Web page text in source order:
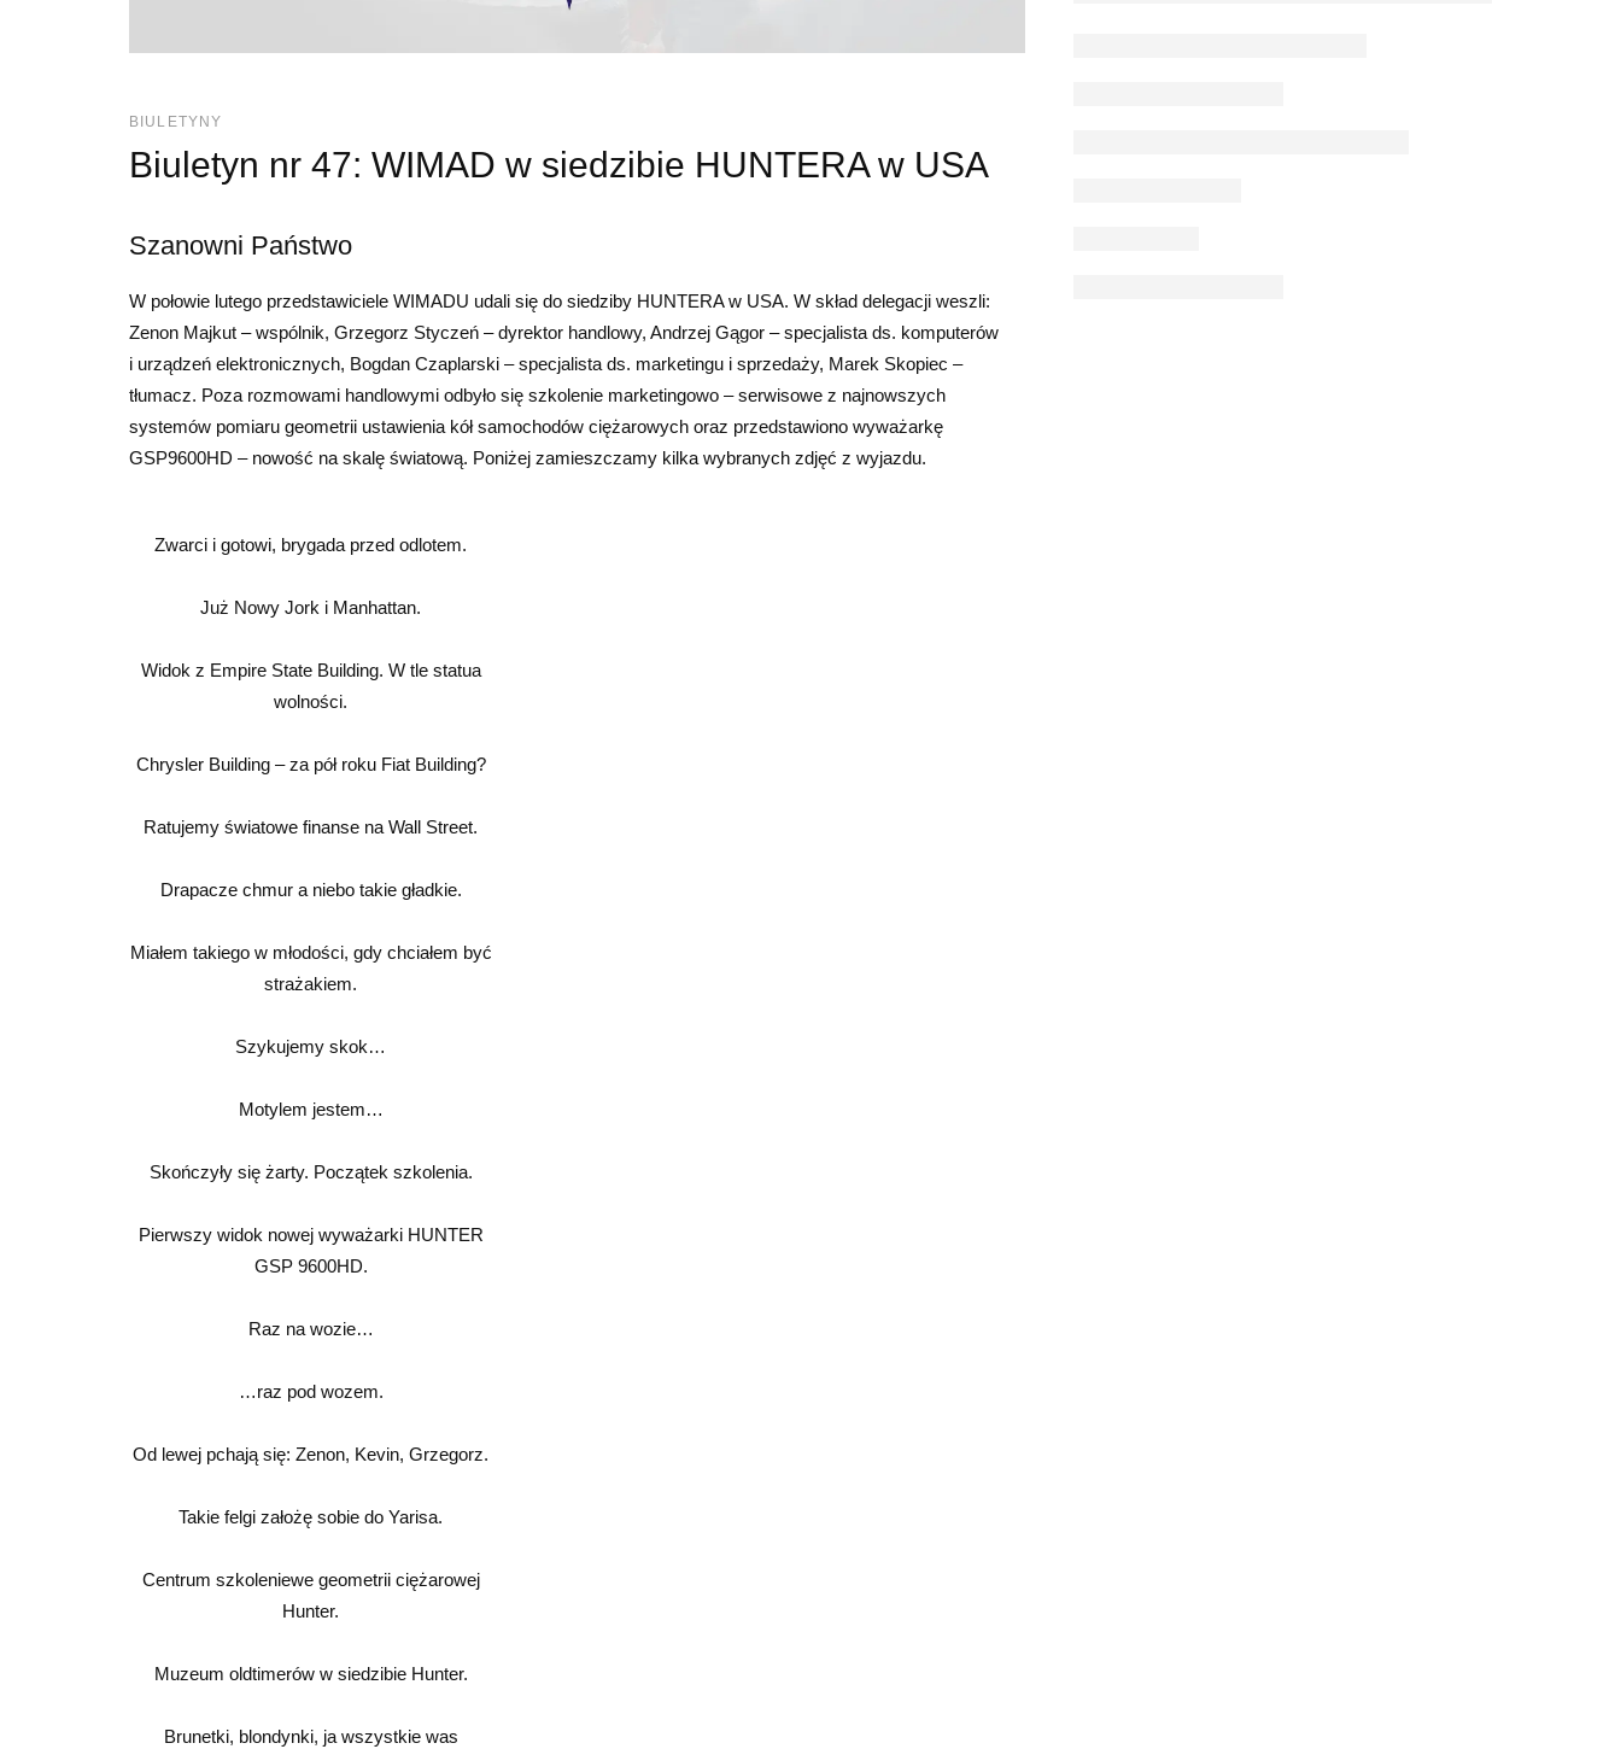
BIULETYNY
Biuletyn nr 47: WIMAD w siedzibie HUNTERA w USA
Szanowni Państwo
W połowie lutego przedstawiciele WIMADU udali się do siedziby HUNTERA w USA. W skład delegacji weszli:
Zenon Majkut – wspólnik, Grzegorz Styczeń – dyrektor handlowy, Andrzej Gągor – specjalista ds. komputerów
i urządzeń elektronicznych, Bogdan Czaplarski – specjalista ds. marketingu i sprzedaży, Marek Skopiec –
tłumacz. Poza rozmowami handlowymi odbyło się szkolenie marketingowo – serwisowe z najnowszych
systemów pomiaru geometrii ustawienia kół samochodów ciężarowych oraz przedstawiono wyważarkę
GSP9600HD – nowość na skalę światową. Poniżej zamieszczamy kilka wybranych zdjęć z wyjazdu.
Zwarci i gotowi, brygada przed odlotem.
Już Nowy Jork i Manhattan.
Widok z Empire State Building. W tle statua
wolności.
Chrysler Building – za pół roku Fiat Building?
Ratujemy światowe finanse na Wall Street.
Drapacze chmur a niebo takie gładkie.
Miałem takiego w młodości, gdy chciałem być
strażakiem.
Szykujemy skok…
Motylem jestem…
Skończyły się żarty. Początek szkolenia.
Pierwszy widok nowej wyważarki HUNTER
GSP 9600HD.
Raz na wozie…
…raz pod wozem.
Od lewej pchają się: Zenon, Kevin, Grzegorz.
Takie felgi założę sobie do Yarisa.
Centrum szkoleniewe geometrii ciężarowej
Hunter.
Muzeum oldtimerów w siedzibie Hunter.
Brunetki, blondynki, ja wszystkie was